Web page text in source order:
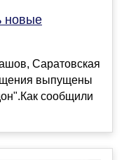
новые
Саратовская
выпущены
сообщили